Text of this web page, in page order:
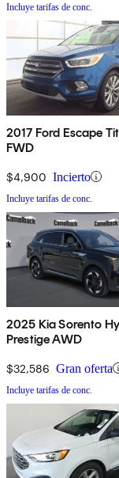
Incluye tarifas de conc.
2017 Ford Escape
FWD
$4,900 Incierto
Incluye tarifas de conc.
2025 Kia Sorento
Prestige AWD
$32,586 Gran oferta
Incluye tarifas de conc.